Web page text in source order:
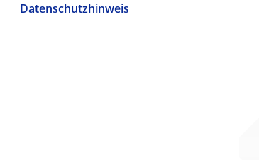
Datenschutzhinweis